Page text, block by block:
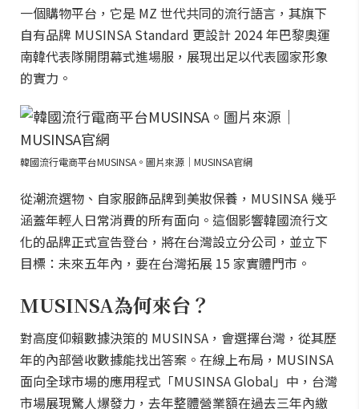
一個購物平台，它是 MZ 世代共同的流行語言，其旗下
自有品牌 MUSINSA Standard 更設計 2024 年巴黎奧運
南韓代表隊開閉幕式進場服，展現出足以代表國家形象
的實力。
韓國流行電商平台MUSINSA。圖片來源｜MUSINSA官網
從潮流選物、自家服飾品牌到美妝保養，MUSINSA 幾乎
涵蓋年輕人日常消費的所有面向。這個影響韓國流行文
化的品牌正式宣告登台，將在台灣設立分公司，並立下
目標：未來五年內，要在台灣拓展 15 家實體門市。
MUSINSA為何來台？
對高度仰賴數據決策的 MUSINSA，會選擇台灣，從其歷
年的內部營收數據能找出答案。在線上布局，MUSINSA
面向全球市場的應用程式「MUSINSA Global」中，台灣
市場展現驚人爆發力，去年整體營業額在過去三年內繳